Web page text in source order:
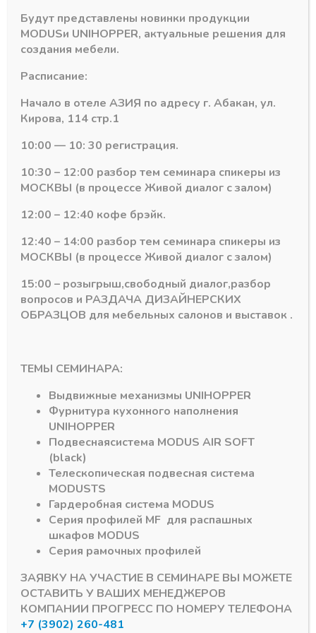
Петли с доводкой CMF
Петля 110 гр.
полунакладная click
с доводчиком +
монтажная планка
CMF
В наличии
93,47₽
Артикул:10 - 110 half overl
click
Петли с доводкой CMF
Петля 45 гр. с
В наличии
Артикул:SD35/45A2
Петли с доводкой CMF
Петля 90 гр. для
фальш панелей с
монтажная планка
CMF
В наличии
114,45₽
Будут представлены новинки продукции
MODUSи UNIHOPPER, актуальные решения для
создания мебели.
Расписание:
Начало в отеле АЗИЯ по адресу г. Абакан, ул.
Кирова, 114 стр.1
10:00 — 10: 30 регистрация.
10:30 – 12:00 разбор тем семинара спикеры из
МОСКВЫ (в процессе Живой диалог с залом)
12:00 – 12:40 кофе брэйк.
12:40 – 14:00 разбор тем семинара спикеры из
МОСКВЫ (в процессе Живой диалог с залом)
15:00 – розыгрыш,свободный диалог,разбор
вопросов и РАЗДАЧА ДИЗАЙНЕРСКИХ
ОБРАЗЦОВ для мебельных салонов и выставок .
ТЕМЫ СЕМИНАРА:
Выдвижные механизмы UNIHOPPER
Фурнитура кухонного наполнения
UNIHOPPER
Подвеснаясистема MODUS AIR SOFT
(black)
Телескопическая подвесная система
MODUSTS
Гардеробная система MODUS
Серия профилей MF для распашных
шкафов MODUS
Серия рамочных профилей
ЗАЯВКУ НА УЧАСТИЕ В СЕМИНАРЕ ВЫ МОЖЕТЕ
ОСТАВИТЬ У ВАШИХ МЕНЕДЖЕРОВ
КОМПАНИИ ПРОГРЕСС ПО НОМЕРУ ТЕЛЕФОНА
+7 (3902) 260-481